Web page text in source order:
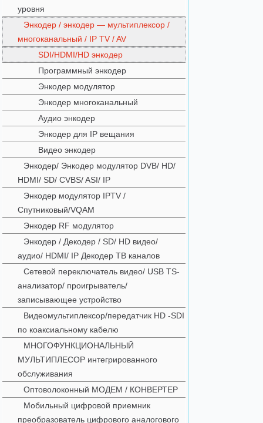
уровня
Энкодер / энкодер — мультиплексор /
многоканальный / IP TV / AV
SDI/HDMI/HD энкодер
Программный энкодер
Энкодер модулятор
Энкодер многоканальный
Аудио энкодер
Энкодер для IP вещания
Видео энкодер
Энкодер/ Энкодер модулятор DVB/ HD/
HDMI/ SD/ CVBS/ ASI/ IP
Энкодер модулятор IPTV /
Спутниковый/VQAM
Энкодер RF модулятор
Энкодер / Декодер / SD/ HD видео/
аудио/ HDMI/ IP Декодер ТВ каналов
Сетевой переключатель видео/ USB TS-
анализатор/ проигрыватель/
записывающее устройство
Видеомультиплексор/передатчик HD -SDI
по коаксиальному кабелю
МНОГОФУНКЦИОНАЛЬНЫЙ
МУЛЬТИПЛЕСОР интегрированного
обслуживания
Оптоволоконный МОДЕМ / КОНВЕРТЕР
Мобильный цифровой приемник
преобразователь цифрового аналогового